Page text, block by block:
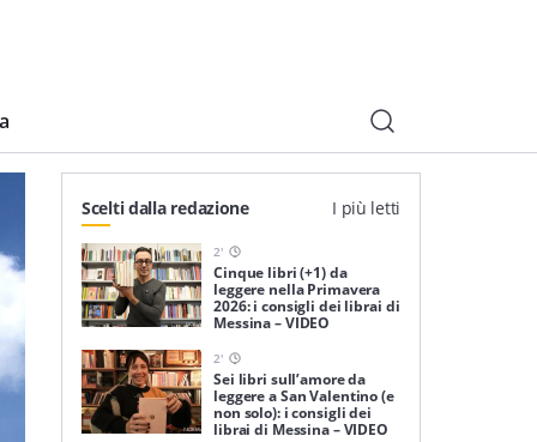
Scelti dalla redazione I più letti
2'
Cinque libri (+1) da
leggere nella Primavera
2026: i consigli dei librai di
Messina – VIDEO
2'
Sei libri sull’amore da
leggere a San Valentino (e
non solo): i consigli dei
librai di Messina – VIDEO